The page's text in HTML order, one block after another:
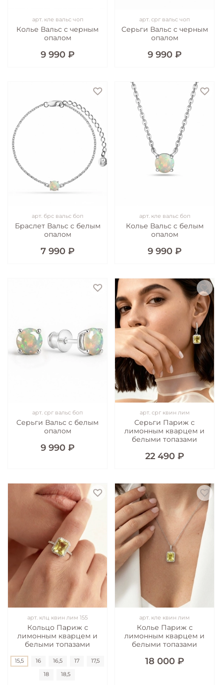
арт. кле вальс чоп
Колье Вальс с черным
опалом
9 990 ₽
арт. срг вальс чоп
Серьги Вальс с черным
опалом
9 990 ₽
арт. брс вальс боп
Браслет Вальс с белым
опалом
7 990 ₽
арт. кле вальс боп
Колье Вальс с белым
опалом
9 990 ₽
арт. срг вальс боп
Серьги Вальс с белым
опалом
9 990 ₽
арт. срг квин лим
Серьги Париж с
лимонным кварцем и
белыми топазами
22 490 ₽
арт. клц квин лим 155
Кольцо Париж с
лимонным кварцем и
белыми топазами
15,5 16 16,5 17 17,5
18 18,5
арт. кле квин лим
Колье Париж с
лимонным кварцем и
белыми топазами
18 000 ₽